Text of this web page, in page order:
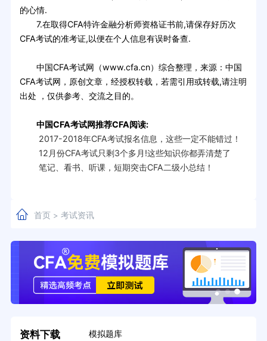
的心情.
7.在取得CFA特许金融分析师资格证书前,请保存好历次
CFA考试的准考证,以便在个人信息有误时备查.
中国CFA考试网（www.cfa.cn）综合整理，来源：中国
CFA考试网，原创文章，经授权转载，若需引用或转载,请注明
出处 ，仅供参考、交流之目的。
中国CFA考试网推荐CFA阅读:
2017-2018年CFA考试报名信息，这些一定不能错过！
12月份CFA考试只剩3个多月!这些知识你都弄清楚了
笔记、看书、听课，短期突击CFA二级小总结！
首页> 考试资讯
资料下载 模拟题库